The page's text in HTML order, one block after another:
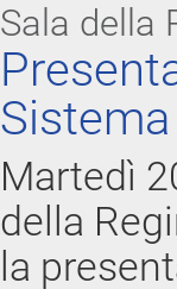
Sala della
Martedì
della
la